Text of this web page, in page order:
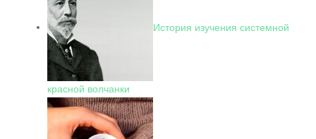
История изучения системной
красной волчанки